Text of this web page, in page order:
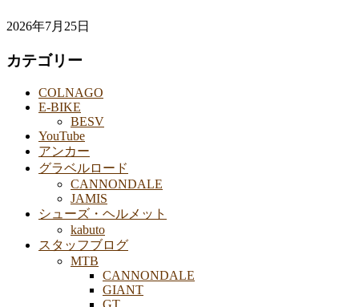
2026年7月25日
カテゴリー
COLNAGO
E-BIKE
BESV
YouTube
アンカー
グラベルロード
CANNONDALE
JAMIS
シューズ・ヘルメット
kabuto
スタッフブログ
MTB
CANNONDALE
GIANT